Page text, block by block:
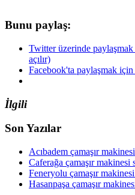
Bunu paylaş:
Twitter üzerinde
açılır)
Facebook'ta paylaşmak için
İlgili
Son Yazılar
Acıbadem çamaşır
Caferağa çamaşır makinesi
Feneryolu çamaşır
Hasanpaşa çamaşır